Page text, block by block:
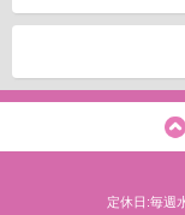
定休日:毎週